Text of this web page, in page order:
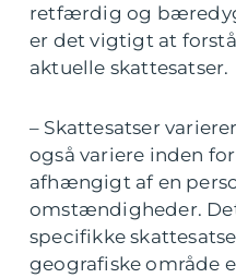
retfærdig og
er det vigtigt at
aktuelle skattesatser.
– Skattesatser
også variere inden
afhængigt af en
omstændigheder.
specifikke
geografiske område